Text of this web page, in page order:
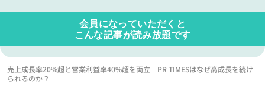
会員になっていただくと
こんな記事が読み放題です
売上成長率20%超と営業利益率40%超を両立 PR TIMESはなぜ高成長を続け
られるのか？